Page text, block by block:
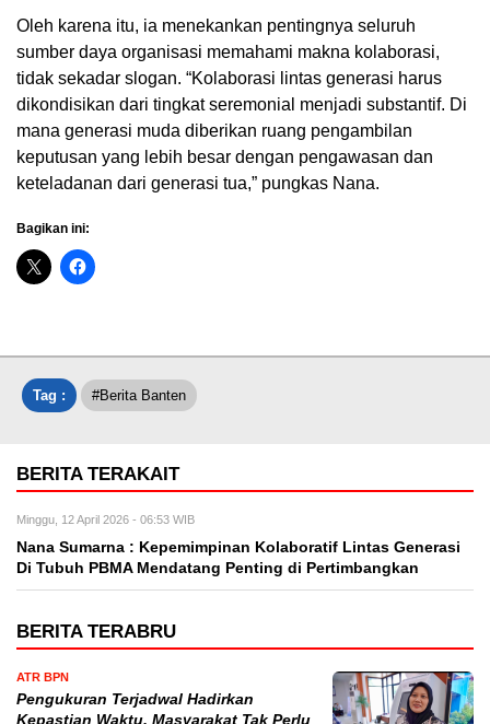
Oleh karena itu, ia menekankan pentingnya seluruh
sumber daya organisasi memahami makna kolaborasi,
tidak sekadar slogan. “Kolaborasi lintas generasi harus
dikondisikan dari tingkat seremonial menjadi substantif. Di
mana generasi muda diberikan ruang pengambilan
keputusan yang lebih besar dengan pengawasan dan
keteladanan dari generasi tua,” pungkas Nana.
Bagikan ini:
Tag : #Berita Banten
BERITA TERAKAIT
Minggu, 12 April 2026 - 06:53 WIB
Nana Sumarna : Kepemimpinan Kolaboratif Lintas Generasi
Di Tubuh PBMA Mendatang Penting di Pertimbangkan
BERITA TERABRU
ATR BPN
Pengukuran Terjadwal Hadirkan
Kepastian Waktu, Masyarakat Tak Perlu